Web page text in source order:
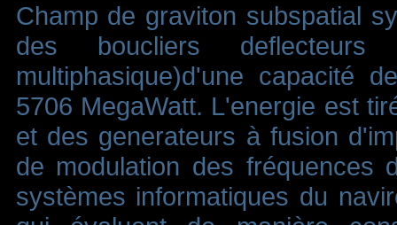
Champ de graviton subspatial
des boucliers
multiphasique)d'une capacité
5706 MegaWatt. L'energie est
et des generateurs à fusion
de modulation des fréquences
systèmes informatiques du